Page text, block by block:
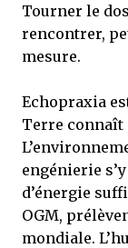
Tourner le
rencontrer,
mesure.
Echopraxia
Terre connaît
engénierie
d’énergie
OGM,
mondiale.